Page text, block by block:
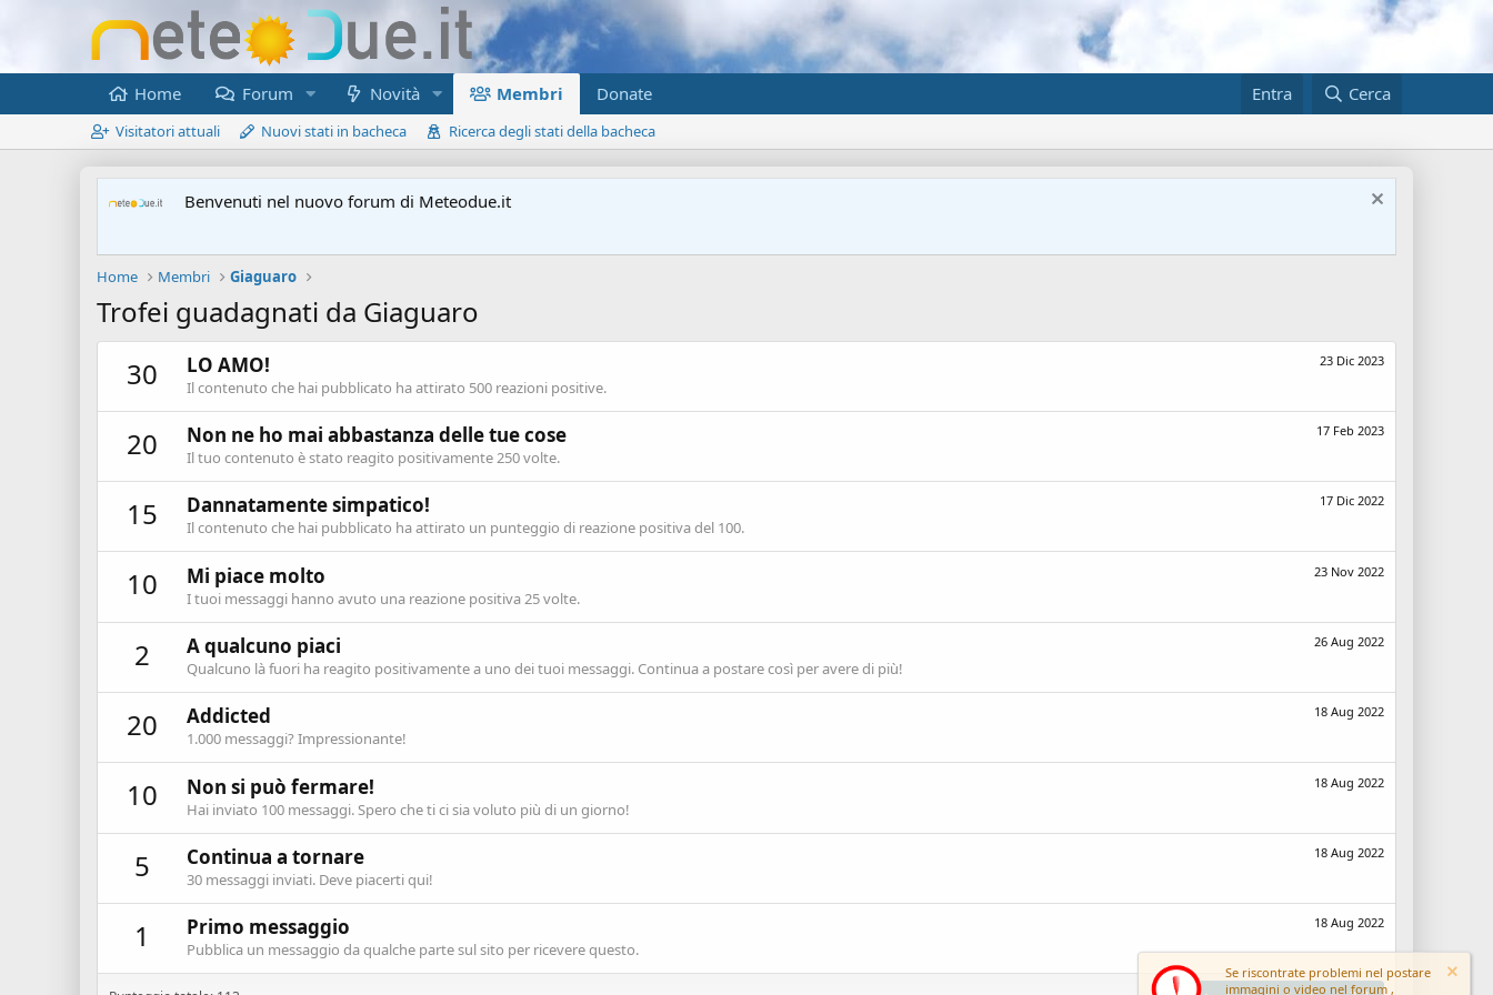
Home Forum Novità Membri Donate Entra Cerca
Visitatori attuali Nuovi stati in bacheca Ricerca degli stati della bacheca
Benvenuti nel nuovo forum di Meteodue.it
Home Membri Giaguaro
Trofei guadagnati da Giaguaro
30
23 Dic 2023
LO AMO!
Il contenuto che hai pubblicato ha attirato 500 reazioni positive.
20 17 Feb 2023
Non ne ho mai abbastanza delle tue cose
Il tuo contenuto è stato reagito positivamente 250 volte.
15 17 Dic 2022
Dannatamente simpatico!
Il contenuto che hai pubblicato ha attirato un punteggio di reazione positiva del 100.
10 23 Nov 2022
Mi piace molto
I tuoi messaggi hanno avuto una reazione positiva 25 volte.
2 26 Aug 2022
A qualcuno piaci
Qualcuno là fuori ha reagito positivamente a uno dei tuoi messaggi. Continua a postare così per avere di più!
20 18 Aug 2022
Addicted
1.000 messaggi? Impressionante!
10 18 Aug 2022
Non si può fermare!
Hai inviato 100 messaggi. Spero che ti ci sia voluto più di un giorno!
5 18 Aug 2022
Continua a tornare
30 messaggi inviati. Deve piacerti qui!
1 18 Aug 2022
Primo messaggio
Pubblica un messaggio da qualche parte sul sito per ricevere questo.
Se riscontrate problemi nel postare
immagini o video nel forum ,